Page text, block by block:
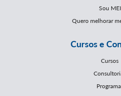
Sou MEI
Quero melhorar
Cursos e
Cursos